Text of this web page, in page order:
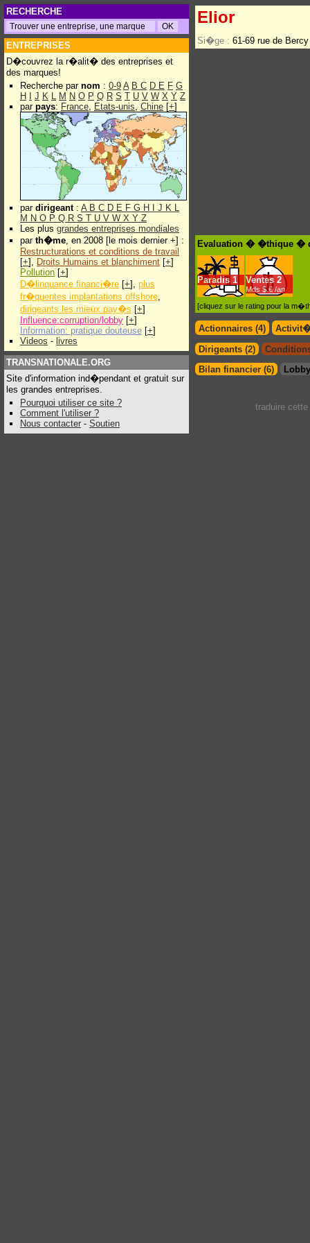
RECHERCHE
ENTREPRISES
D�couvrez la r�alit� des entreprises et
des marques!
Recherche par nom : 0-9 A B C D E F G
H
J K L M N O P Q R S T U V W X Y Z
par pays: France, Etats-unis, Chine [+]
par dirigeant: A B C D E F G H J K L
M N O P Q R S T U V W X Y Z
Les plus grandes entreprises mondiales
par th�me, en 2008 [le mois dernier +] :
Restructurations et conditions de travail
[+], Droits Humains et blanchiment [+]
Pollution [+]
D�linquance financi�re [+], plus
fr�quentes implantations offshore,
dirigeants les mieux pay�s [+]
Influence:corruption/lobby [+]
Information: pratique douteuse [+]
Videos - livres
TRANSNATIONALE.ORG
Site d'information ind�pendant et gratuit sur
les grandes entreprises.
Pourquoi utiliser ce site ?
Comment l'utiliser ?
Nous contacter - Soutien
Elior
Si�ge : 61-69 rue de
Evaluation � �thique �
Paradis 1 Ventes 2
Mds $.€ /an
[cliquez sur le rating pour la
Actionnaires (4)
Dirigeants (2)
Bilan financier (6)
traduire